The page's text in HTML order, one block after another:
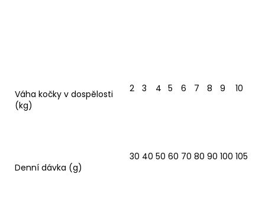
Váha kočky v dospělosti
(kg)
2 3 4 5 6 7 8 9 10
Denní dávka (g)
30 40 50 60 70 80 90 100 105